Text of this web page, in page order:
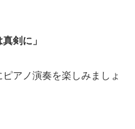
剣に」
ピアノ演奏を楽しみましょ